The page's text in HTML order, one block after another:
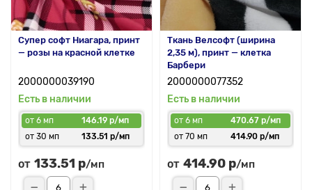
Супер софт Ниагара, принт
— розы на красной клетке
2000000039190
Есть в наличии
от 6 мп
146.19 р/мп
от 30 мп
133.51 р/мп
от 133.51 р/мп
Ткань Велсофт (ширина
2,35 м), принт — клетка
Барбери
2000000077352
Есть в наличии
от 6 мп
470.67 р/мп
от 70 мп
414.90 р/мп
от 414.90 р/мп